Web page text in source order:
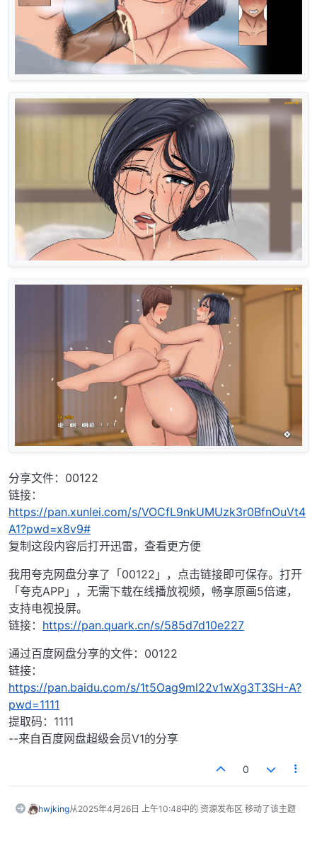
分享文件：00122
链接：
https://pan.xunlei.com/s/VOCfL9nkUMUzk3r0BfnOuVt4
A1?pwd=x8v9#
复制这段内容后打开迅雷，查看更方便
我用夸克网盘分享了「00122」，点击链接即可保存。打开
「夸克APP」，无需下载在线播放视频，畅享原画5倍速，
支持电视投屏。
链接： https://pan.quark.cn/s/585d7d10e227
通过百度网盘分享的文件：00122
链接：
https://pan.baidu.com/s/1t5Oag9ml22v1wXg3T3SH-A?
pwd=1111
提取码：1111
--来自百度网盘超级会员V1的分享
0
hwjking从2025年4月26日 上午10:48中的 资源发布区 移动了该主题